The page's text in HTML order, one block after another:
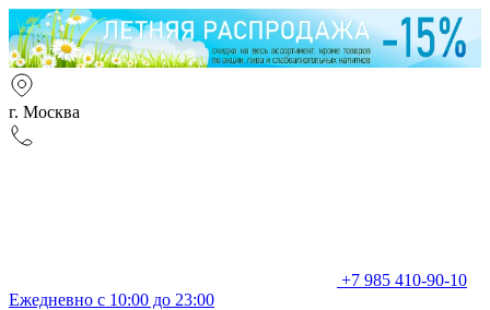
г. Москва
+7 985 410-90-10
Ежедневно с 10:00 до 23:00